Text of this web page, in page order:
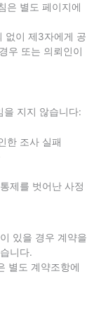
은 별도 페이지에
없이 제3자에게 공
우 또는 의뢰인이
을 지지 않습니다:
한 조사 실패
제를 벗어난 사정
있을 경우 계약을
니다.
별도 계약조항에